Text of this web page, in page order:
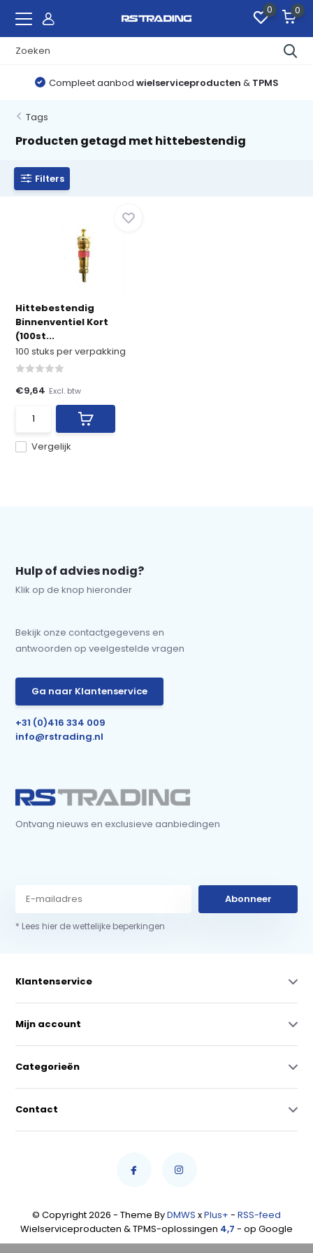
0 0
Compleet aanbod wielserviceproducten & TPMS
Tags
Producten getagd met hittebestendig
Filters
Hittebestendig
Binnenventiel Kort
(100st...
100 stuks per verpakking
Vergelijk
€9,64 Excl. btw
Hulp of advies nodig?
Klik op de knop hieronder
Bekijk onze contactgegevens en
antwoorden op veelgestelde vragen
Ga naar Klantenservice
+31 (0)416 334 009
info@rstrading.nl
Ontvang nieuws en exclusieve aanbiedingen
Abonneer
* Lees hier de wettelijke beperkingen
Klantenservice
Mijn account
Categorieën
Contact
© Copyright 2026 - Theme ByDMWS xPlus+ - RSS-feed
Wielserviceproducten & TPMS-oplossingen 4,7 - op Google